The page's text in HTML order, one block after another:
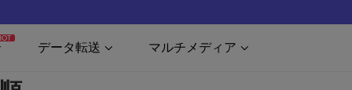
データ転送 マルチメディア